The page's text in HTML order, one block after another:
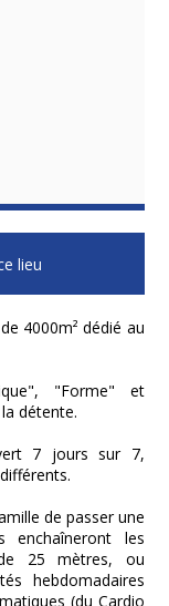
4000m² dédié au
"Forme" et
détente.
7 jours sur 7,
de passer une
les
25 mètres, ou
hebdomadaires
(du Cardio
lieu